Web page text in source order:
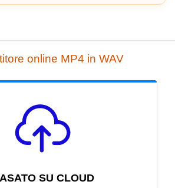
online MP4 in WAV
SU CLOUD